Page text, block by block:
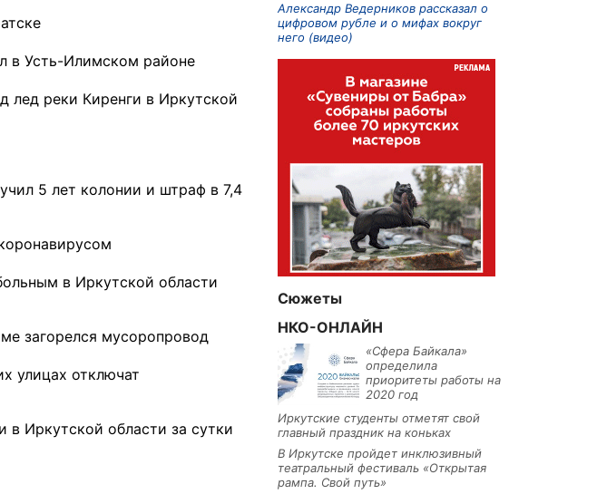
Как стать «Земским
тренером» в Иркутской
4 фото
в Усть-Илимском районе
лед реки Киренги в Иркутской
5 лет колонии и штраф в 7,4
в Иркутской области
загорелся мусоропровод
улицах отключат
в Иркутской области за сутки
Александр Ведерников рассказал о
цифровом рубле и о мифах вокруг
него (видео)
Сюжеты
НКО-ОНЛАЙН
«Сфера Байкала»
определила
приоритеты работы на
2020 год
Иркутские студенты отметят свой
главный праздник на коньках
В Иркутске пройдет инклюзивный
театральный фестиваль «Открытая
рампа. Свой путь»